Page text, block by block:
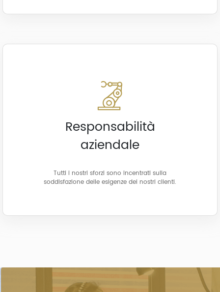
Responsabilità
aziendale
Tutti i nostri sforzi sono incentrati sulla
soddisfazione delle esigenze dei nostri clienti.